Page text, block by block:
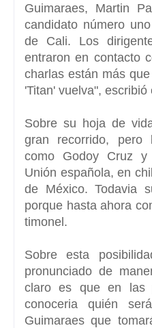
Guimaraes, Martin
candidato número
de Cali. Los
entraron en contacto
charlas están más
'Titan' vuelva", escribió
Sobre su hoja de
gran recorrido, pero
como Godoy Cruz y
Unión española, en
de México. Todavia
porque hasta ahora
timonel.
Sobre esta
pronunciado de
claro es que en las
conoceria quién
Guimaraes que